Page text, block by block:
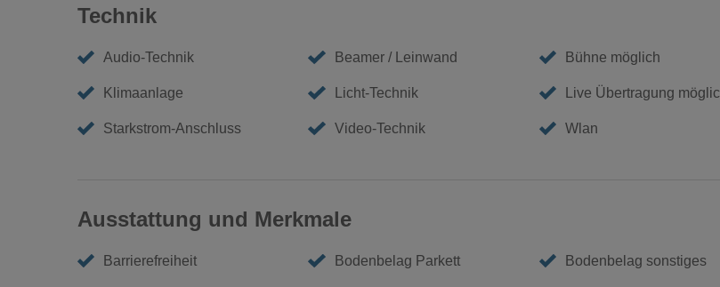
Technik
Audio-Technik Beamer / Leinwand Bühne möglich
Klimaanlage Licht-Technik Live Übertragung
Starkstrom-Anschluss Video-Technik Wlan
Ausstattung und Merkmale
Barrierefreiheit Bodenbelag Parkett Bodenbelag sonstiges